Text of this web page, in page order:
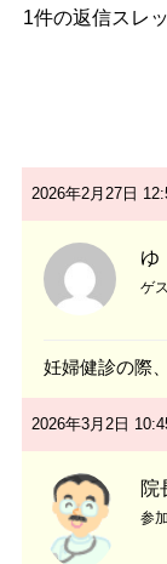
1件の返信スレ
2026年2月27日
ゆ
ゲ
妊婦健診の際
2026年3月2日
院
参